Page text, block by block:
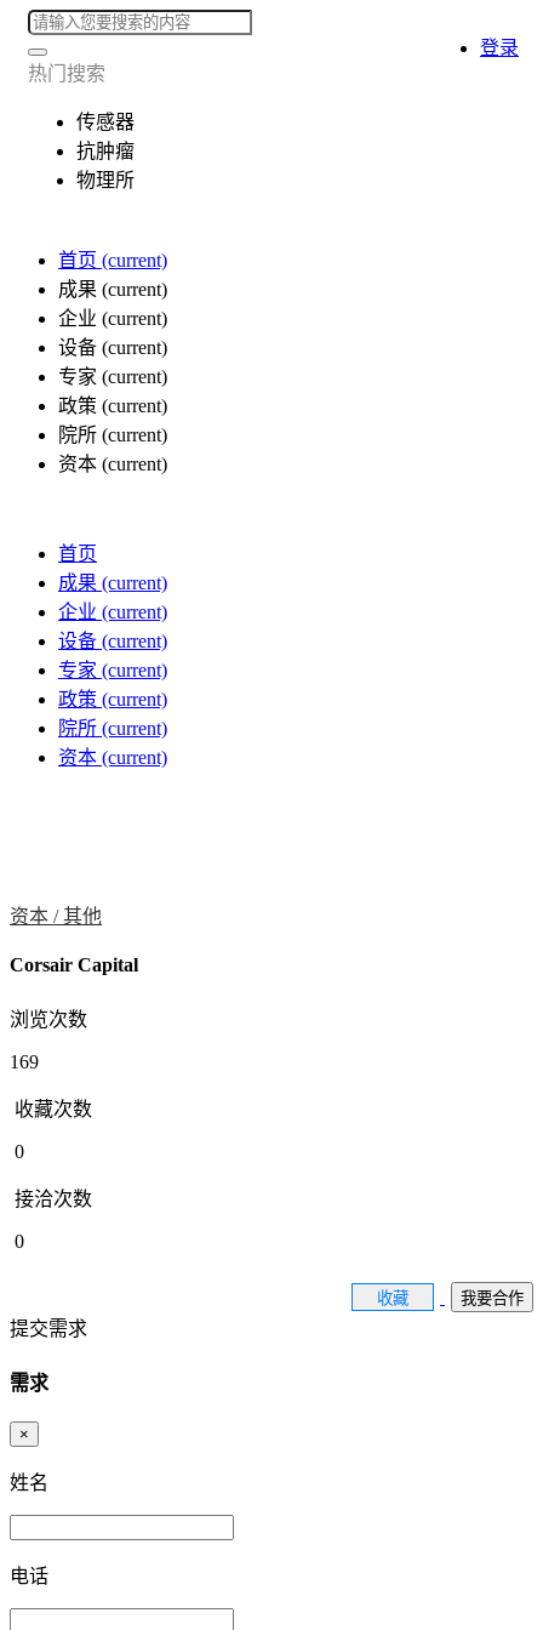
热门搜索
传感器
抗肿瘤
物理所
首页 (current)
成果 (current)
企业 (current)
设备 (current)
专家 (current)
政策 (current)
院所 (current)
资本 (current)
登录
首页
成果 (current)
企业 (current)
设备 (current)
专家 (current)
政策 (current)
院所 (current)
资本 (current)
资本 /其他
Corsair Capital
浏览次数
169
收藏次数
0
接洽次数
0
收藏 我要合作
提交需求
需求
×
姓名
电话